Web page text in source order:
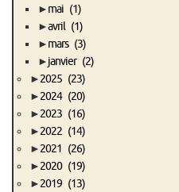
►mai (1)
►avril (1)
►mars (3)
►janvier (2)
►2025 (23)
►2024 (20)
►2023 (16)
►2022 (14)
►2021 (26)
►2020 (19)
►2019 (13)